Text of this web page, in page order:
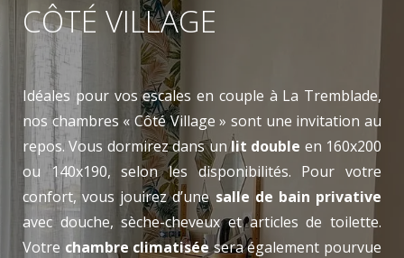
CÔTÉ VILLAGE
Idéales pour vos escales en couple à La Tremblade,
nos chambres « Côté Village » sont une invitation au
repos. Vous dormirez dans unlit double en 160x200
ou 140x190, selon les disponibilités. Pour votre
confort, vous jouirez d’une salle de bain privative
avec douche, sèche-cheveux et articles de toilette.
Votre chambre climatiséesera également pourvue